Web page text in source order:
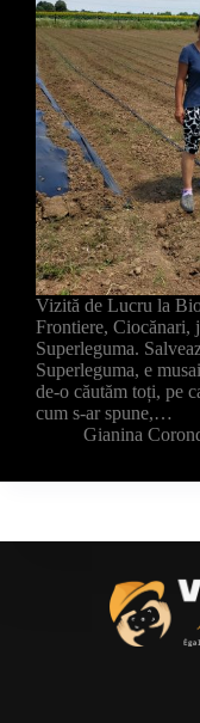
Vizită de Lucru la
Frontiere, Ciocănari,
Superleguma.
Superleguma, e
de-o căutăm toți, pe
cum s-ar spune,…
Gianina